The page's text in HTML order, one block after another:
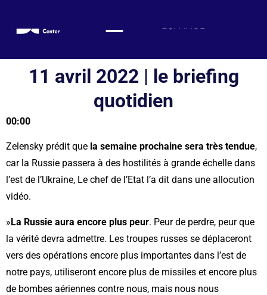
ESPAÑOL
FRANÇAIS
УКРАЇНСЬКА
हिन्दी
العربية
ITALIANO
11 avril 2022 | le briefing
quotidien
00:00
Zelensky prédit que la semaine prochaine sera très tendue,
car la Russie passera à des hostilités à grande échelle dans
l’est de l’Ukraine, Le chef de l’Etat l’a dit dans une allocution
vidéo.
»La Russie aura encore plus peur. Peur de perdre, peur que
la vérité devra admettre. Les troupes russes se déplaceront
vers des opérations encore plus importantes dans l’est de
notre pays, utiliseront encore plus de missiles et encore plus
de bombes aériennes contre nous, mais nous nous